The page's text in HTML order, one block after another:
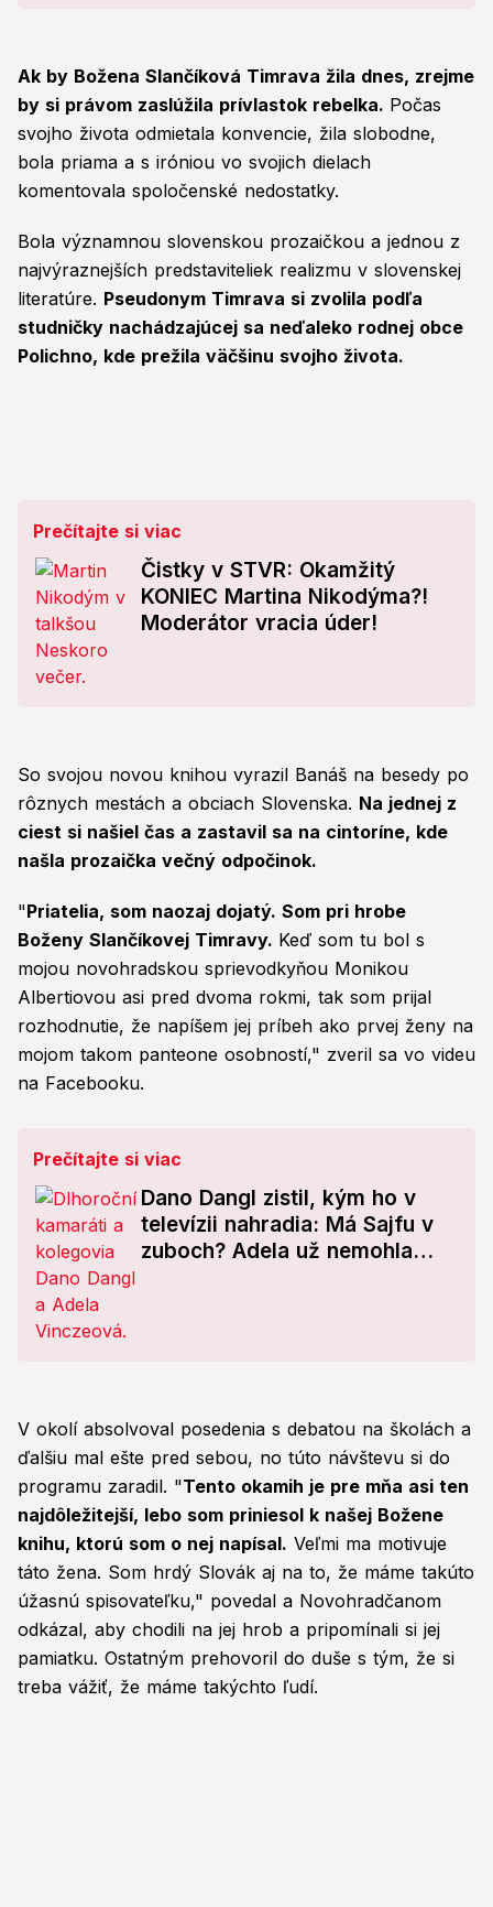
Ak by Božena Slančíková Timrava žila dnes, zrejme
by si právom zaslúžila prívlastok rebelka. Počas
svojho života odmietala konvencie, žila slobodne,
bola priama a s iróniou vo svojich dielach
komentovala spoločenské nedostatky.
Bola významnou slovenskou prozaičkou a jednou z
najvýraznejších predstaviteliek realizmu v slovenskej
literatúre. Pseudonym Timrava si zvolila podľa
studničky nachádzajúcej sa neďaleko rodnej obce
Polichno, kde prežila väčšinu svojho života.
Prečítajte si viac
Čistky v STVR: Okamžitý
KONIEC Martina Nikodýma?!
Moderátor vracia úder!
So svojou novou knihou vyrazil Banáš na besedy po
rôznych mestách a obciach Slovenska. Na jednej z
ciest si našiel čas a zastavil sa na cintoríne, kde
našla prozaička večný odpočinok.
"Priatelia, som naozaj dojatý. Som pri hrobe
Boženy Slančíkovej Timravy. Keď som tu bol s
mojou novohradskou sprievodkyňou Monikou
Albertiovou asi pred dvoma rokmi, tak som prijal
rozhodnutie, že napíšem jej príbeh ako prvej ženy na
mojom takom panteone osobností," zveril sa vo videu
na Facebooku.
Prečítajte si viac
Dano Dangl zistil, kým ho v
televízii nahradia: Má Sajfu v
zuboch? Adela už nemohla
V okolí absolvoval posedenia s debatou na školách a
ďalšiu mal ešte pred sebou, no túto návštevu si do
programu zaradil. "Tento okamih je pre mňa asi ten
najdôležitejší, lebo som priniesol k našej Božene
knihu, ktorú som o nej napísal. Veľmi ma motivuje
táto žena. Som hrdý Slovák aj na to, že máme takúto
úžasnú spisovateľku," povedal a Novohradčanom
odkázal, aby chodili na jej hrob a pripomínali si jej
pamiatku. Ostatným prehovoril do duše s tým, že si
treba vážiť, že máme takýchto ľudí.